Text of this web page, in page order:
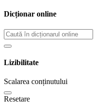
Dicționar online
Lizibilitate
Scalarea conținutului
Resetare